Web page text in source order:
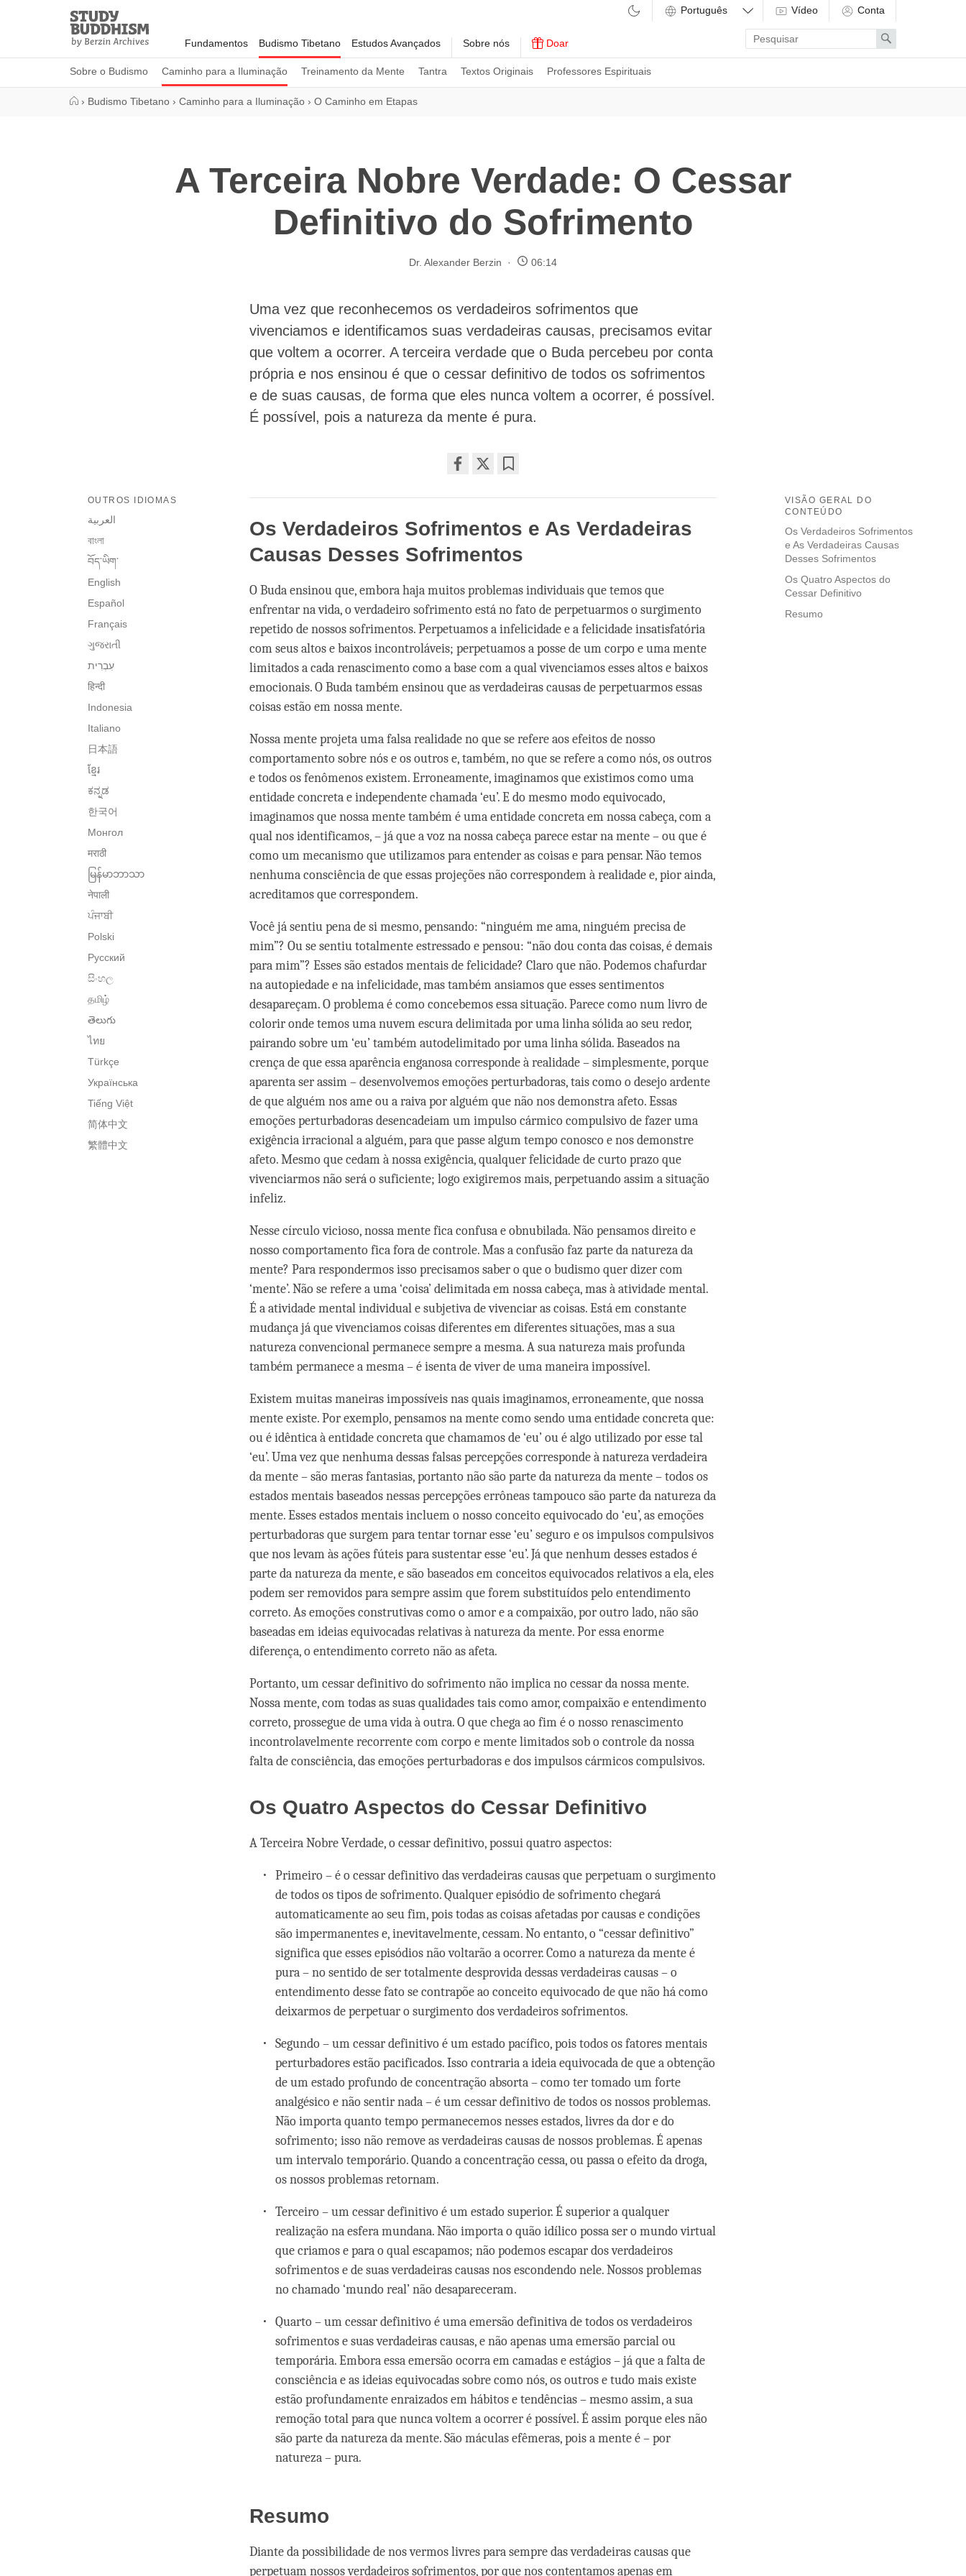
Study
Buddhism
Home
Fundamentos Budismo Tibetano
Sobre o Budismo Caminho para a Iluminação Treinamento da Mente Tantra Textos Originais Professores Espirituais
Estudos Avançados Sobre nós Doar
Vídeo Conta
Enter
search
term
Search
› Budismo Tibetano › Caminho para a Iluminação › O Caminho em Etapas
A Terceira Nobre Verdade: O Cessar
Definitivo do Sofrimento
Dr. Alexander Berzin 06:14
Uma vez que reconhecemos os verdadeiros sofrimentos que
vivenciamos e identificamos suas verdadeiras causas, precisamos evitar
que voltem a ocorrer. A terceira verdade que o Buda percebeu por conta
própria e nos ensinou é que o cessar definitivo de todos os sofrimentos
e de suas causas, de forma que eles nunca voltem a ocorrer, é possível.
É possível, pois a natureza da mente é pura.
on
facebook
VISÃO GERAL DO
CONTEÚDO
Os Verdadeiros Sofrimentos
e As Verdadeiras Causas
Desses Sofrimentos
Os Quatro Aspectos do
Cessar Definitivo
Resumo
OUTROS IDIOMAS
العربية
বাংলা
བོད་ཡིག་
English
Español
Français
ગુજરાતી
हिन्दी
Indonesia
Italiano
日本語
ខ្មែរ
ಕನ್ನಡ
한국어
Монгол
मराठी
မြန်မာဘာသာ
नेपाली
ਪੰਜਾਬੀ
Polski
Русский
සිංහල
தமிழ்
తెలుగు
ไทย
Türkçe
Українська
Tiếng Việt
简体中文
繁體中文
Os Verdadeiros Sofrimentos e As Verdadeiras
Causas Desses Sofrimentos
O Buda ensinou que, embora haja muitos problemas individuais que temos que
enfrentar na vida, o verdadeiro sofrimento está no fato de perpetuarmos o surgimento
repetido de nossos sofrimentos. Perpetuamos a infelicidade e a felicidade insatisfatória
com seus altos e baixos incontroláveis; perpetuamos a posse de um corpo e uma mente
limitados a cada renascimento como a base com a qual vivenciamos esses altos e baixos
emocionais. O Buda também ensinou que as verdadeiras causas de perpetuarmos essas
coisas estão em nossa mente.
Nossa mente projeta uma falsa realidade no que se refere aos efeitos de nosso
comportamento sobre nós e os outros e, também, no que se refere a como nós, os outros
e todos os fenômenos existem. Erroneamente, imaginamos que existimos como uma
entidade concreta e independente chamada ‘eu’. E do mesmo modo equivocado,
imaginamos que nossa mente também é uma entidade concreta em nossa cabeça, com a
qual nos identificamos, – já que a voz na nossa cabeça parece estar na mente – ou que é
como um mecanismo que utilizamos para entender as coisas e para pensar. Não temos
nenhuma consciência de que essas projeções não correspondem à realidade e, pior ainda,
acreditamos que correspondem.
Você já sentiu pena de si mesmo, pensando: “ninguém me ama, ninguém precisa de
mim”? Ou se sentiu totalmente estressado e pensou: “não dou conta das coisas, é demais
para mim”? Esses são estados mentais de felicidade? Claro que não. Podemos chafurdar
na autopiedade e na infelicidade, mas também ansiamos que esses sentimentos
desapareçam. O problema é como concebemos essa situação. Parece como num livro de
colorir onde temos uma nuvem escura delimitada por uma linha sólida ao seu redor,
pairando sobre um ‘eu’ também autodelimitado por uma linha sólida. Baseados na
crença de que essa aparência enganosa corresponde à realidade – simplesmente, porque
aparenta ser assim – desenvolvemos emoções perturbadoras, tais como o desejo ardente
de que alguém nos ame ou a raiva por alguém que não nos demonstra afeto. Essas
emoções perturbadoras desencadeiam um impulso cármico compulsivo de fazer uma
exigência irracional a alguém, para que passe algum tempo conosco e nos demonstre
afeto. Mesmo que cedam à nossa exigência, qualquer felicidade de curto prazo que
vivenciarmos não será o suficiente; logo exigiremos mais, perpetuando assim a situação
infeliz.
Nesse círculo vicioso, nossa mente fica confusa e obnubilada. Não pensamos direito e
nosso comportamento fica fora de controle. Mas a confusão faz parte da natureza da
mente? Para respondermos isso precisamos saber o que o budismo quer dizer com
‘mente’. Não se refere a uma ‘coisa’ delimitada em nossa cabeça, mas à atividade mental.
É a atividade mental individual e subjetiva de vivenciar as coisas. Está em constante
mudança já que vivenciamos coisas diferentes em diferentes situações, mas a sua
natureza convencional permanece sempre a mesma. A sua natureza mais profunda
também permanece a mesma – é isenta de viver de uma maneira impossível.
Existem muitas maneiras impossíveis nas quais imaginamos, erroneamente, que nossa
mente existe. Por exemplo, pensamos na mente como sendo uma entidade concreta que:
ou é idêntica à entidade concreta que chamamos de ‘eu’ ou é algo utilizado por esse tal
‘eu’. Uma vez que nenhuma dessas falsas percepções corresponde à natureza verdadeira
da mente – são meras fantasias, portanto não são parte da natureza da mente – todos os
estados mentais baseados nessas percepções errôneas tampouco são parte da natureza da
mente. Esses estados mentais incluem o nosso conceito equivocado do ‘eu’, as emoções
perturbadoras que surgem para tentar tornar esse ‘eu’ seguro e os impulsos compulsivos
que nos levam às ações fúteis para sustentar esse ‘eu’. Já que nenhum desses estados é
parte da natureza da mente, e são baseados em conceitos equivocados relativos a ela, eles
podem ser removidos para sempre assim que forem substituídos pelo entendimento
correto. As emoções construtivas como o amor e a compaixão, por outro lado, não são
baseadas em ideias equivocadas relativas à natureza da mente. Por essa enorme
diferença, o entendimento correto não as afeta.
Portanto, um cessar definitivo do sofrimento não implica no cessar da nossa mente.
Nossa mente, com todas as suas qualidades tais como amor, compaixão e entendimento
correto, prossegue de uma vida à outra. O que chega ao fim é o nosso renascimento
incontrolavelmente recorrente com corpo e mente limitados sob o controle da nossa
falta de consciência, das emoções perturbadoras e dos impulsos cármicos compulsivos.
Os Quatro Aspectos do Cessar Definitivo
A Terceira Nobre Verdade, o cessar definitivo, possui quatro aspectos:
Primeiro – é o cessar definitivo das verdadeiras causas que perpetuam o surgimento
de todos os tipos de sofrimento. Qualquer episódio de sofrimento chegará
automaticamente ao seu fim, pois todas as coisas afetadas por causas e condições
são impermanentes e, inevitavelmente, cessam. No entanto, o “cessar definitivo”
significa que esses episódios não voltarão a ocorrer. Como a natureza da mente é
pura – no sentido de ser totalmente desprovida dessas verdadeiras causas – o
entendimento desse fato se contrapõe ao conceito equivocado de que não há como
deixarmos de perpetuar o surgimento dos verdadeiros sofrimentos.
Segundo – um cessar definitivo é um estado pacífico, pois todos os fatores mentais
perturbadores estão pacificados. Isso contraria a ideia equivocada de que a obtenção
de um estado profundo de concentração absorta – como ter tomado um forte
analgésico e não sentir nada – é um cessar definitivo de todos os nossos problemas.
Não importa quanto tempo permanecemos nesses estados, livres da dor e do
sofrimento; isso não remove as verdadeiras causas de nossos problemas. É apenas
um intervalo temporário. Quando a concentração cessa, ou passa o efeito da droga,
os nossos problemas retornam.
Terceiro – um cessar definitivo é um estado superior. É superior a qualquer
realização na esfera mundana. Não importa o quão idílico possa ser o mundo virtual
que criamos e para o qual escapamos; não podemos escapar dos verdadeiros
sofrimentos e de suas verdadeiras causas nos escondendo nele. Nossos problemas
no chamado ‘mundo real’ não desapareceram.
Quarto – um cessar definitivo é uma emersão definitiva de todos os verdadeiros
sofrimentos e suas verdadeiras causas, e não apenas uma emersão parcial ou
temporária. Embora essa emersão ocorra em camadas e estágios – já que a falta de
consciência e as ideias equivocadas sobre como nós, os outros e tudo mais existe
estão profundamente enraizados em hábitos e tendências – mesmo assim, a sua
remoção total para que nunca voltem a ocorrer é possível. É assim porque eles não
são parte da natureza da mente. São máculas efêmeras, pois a mente é – por
natureza – pura.
Resumo
Diante da possibilidade de nos vermos livres para sempre das verdadeiras causas que
perpetuam nossos verdadeiros sofrimentos, por que nos contentamos apenas em